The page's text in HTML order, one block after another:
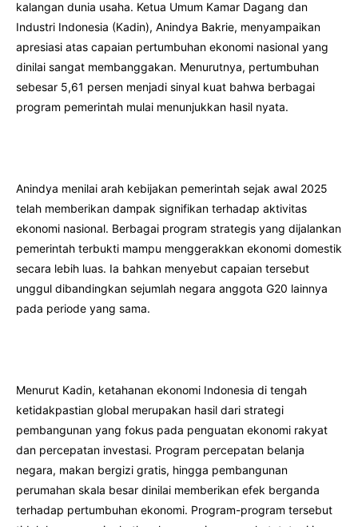
kalangan dunia usaha. Ketua Umum Kamar Dagang dan
Industri Indonesia (Kadin), Anindya Bakrie, menyampaikan
apresiasi atas capaian pertumbuhan ekonomi nasional yang
dinilai sangat membanggakan. Menurutnya, pertumbuhan
sebesar 5,61 persen menjadi sinyal kuat bahwa berbagai
program pemerintah mulai menunjukkan hasil nyata.
Anindya menilai arah kebijakan pemerintah sejak awal 2025
telah memberikan dampak signifikan terhadap aktivitas
ekonomi nasional. Berbagai program strategis yang dijalankan
pemerintah terbukti mampu menggerakkan ekonomi domestik
secara lebih luas. Ia bahkan menyebut capaian tersebut
unggul dibandingkan sejumlah negara anggota G20 lainnya
pada periode yang sama.
Menurut Kadin, ketahanan ekonomi Indonesia di tengah
ketidakpastian global merupakan hasil dari strategi
pembangunan yang fokus pada penguatan ekonomi rakyat
dan percepatan investasi. Program percepatan belanja
negara, makan bergizi gratis, hingga pembangunan
perumahan skala besar dinilai memberikan efek berganda
terhadap pertumbuhan ekonomi. Program-program tersebut